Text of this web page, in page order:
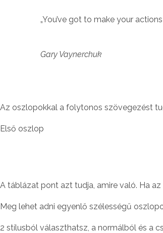
„You’ve got to make your
Gary Vaynerchuk
Az oszlopokkal a folytonos szövegezést
Első oszlop
A táblázat pont azt tudja, amire való. Ha
Meg lehet adni egyenlő szélességű
2 stílusból választhatsz, a normálból és a